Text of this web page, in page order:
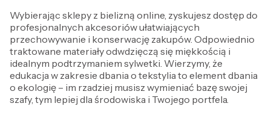
Wybierając sklepy z bielizną online, zyskujesz dostęp do
profesjonalnych akcesoriów ułatwiających
przechowywanie i konserwację zakupów. Odpowiednio
traktowane materiały odwdzięczą się miękkością i
idealnym podtrzymaniem sylwetki. Wierzymy, że
edukacja w zakresie dbania o tekstylia to element dbania
o ekologię – im rzadziej musisz wymieniać bazę swojej
szafy, tym lepiej dla środowiska i Twojego portfela.